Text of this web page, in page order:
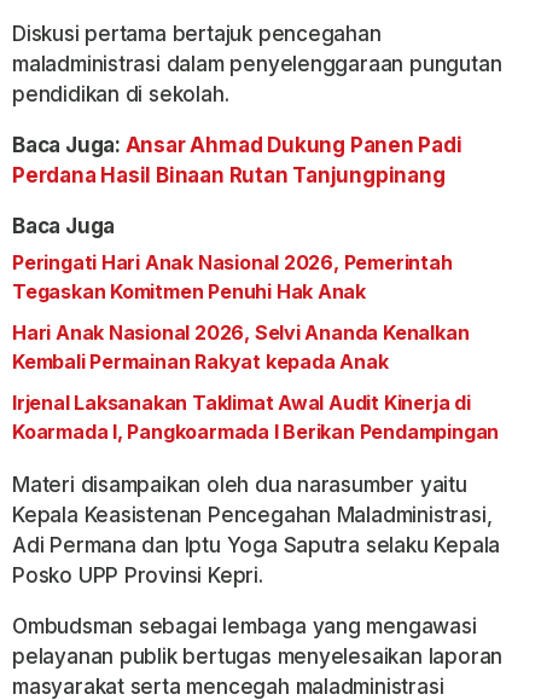
Diskusi pertama bertajuk pencegahan
maladministrasi dalam penyelenggaraan pungutan
pendidikan di sekolah.
Baca Juga: Ansar Ahmad Dukung Panen Padi
Perdana Hasil Binaan Rutan Tanjungpinang
Baca Juga
Peringati Hari Anak Nasional 2026, Pemerintah
Tegaskan Komitmen Penuhi Hak Anak
Hari Anak Nasional 2026, Selvi Ananda Kenalkan
Kembali Permainan Rakyat kepada Anak
Irjenal Laksanakan Taklimat Awal Audit Kinerja di
Koarmada I, Pangkoarmada I Berikan Pendampingan
Materi disampaikan oleh dua narasumber yaitu
Kepala Keasistenan Pencegahan Maladministrasi,
Adi Permana dan Iptu Yoga Saputra selaku Kepala
Posko UPP Provinsi Kepri.
Ombudsman sebagai lembaga yang mengawasi
pelayanan publik bertugas menyelesaikan laporan
masyarakat serta mencegah maladministrasi